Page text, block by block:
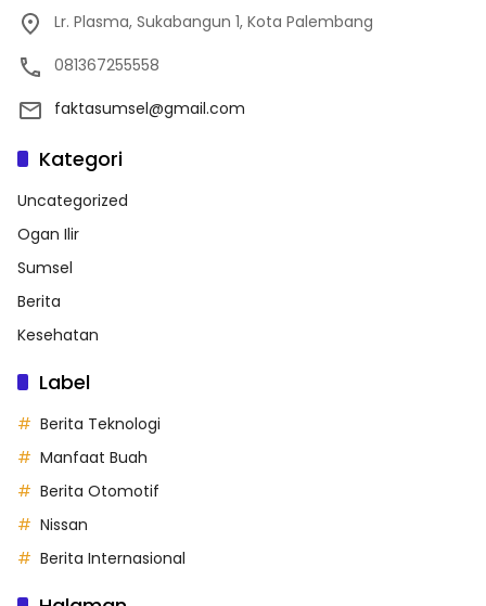
Lr. Plasma, Sukabangun 1, Kota Palembang
081367255558
faktasumsel@gmail.com
Kategori
Uncategorized
Ogan Ilir
Sumsel
Berita
Kesehatan
Label
Berita Teknologi
Manfaat Buah
Berita Otomotif
Nissan
Berita Internasional